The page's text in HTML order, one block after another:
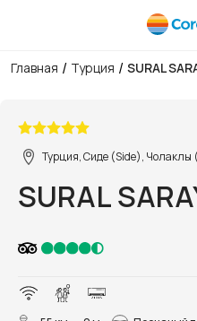
Главная / Турция / SURAL
Турция, Сиде (Side), Чолаклы
SURAL